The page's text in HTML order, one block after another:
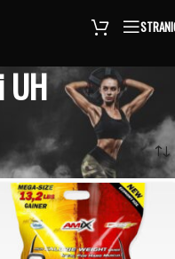
UH
Prikaz svih 14 rezultata